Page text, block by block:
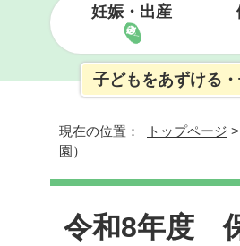
妊娠・出産
子どもをあずける
現在の位置： トップページ >
園）
令和8年度